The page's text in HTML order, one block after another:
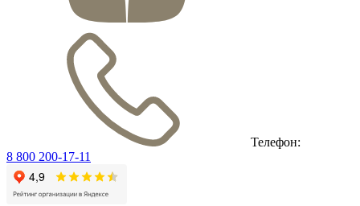
Телефон:
8 800 200-17-11